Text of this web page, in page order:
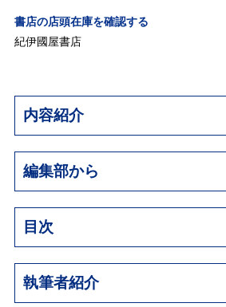
書店の店頭在庫を確認する
紀伊國屋書店
内容紹介
編集部から
目次
執筆者紹介